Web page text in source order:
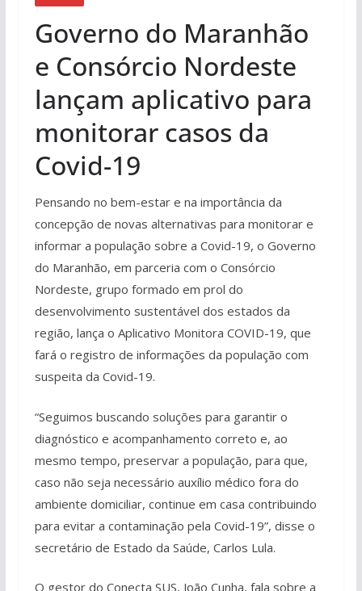
Governo do Maranhão
e Consórcio Nordeste
lançam aplicativo para
monitorar casos da
Covid-19
Pensando no bem-estar e na importância da
concepção de novas alternativas para monitorar e
informar a população sobre a Covid-19, o Governo
do Maranhão, em parceria com o Consórcio
Nordeste, grupo formado em prol do
desenvolvimento sustentável dos estados da
região, lança o Aplicativo Monitora COVID-19, que
fará o registro de informações da população com
suspeita da Covid-19.
“Seguimos buscando soluções para garantir o
diagnóstico e acompanhamento correto e, ao
mesmo tempo, preservar a população, para que,
caso não seja necessário auxílio médico fora do
ambiente domiciliar, continue em casa contribuindo
para evitar a contaminação pela Covid-19”, disse o
secretário de Estado da Saúde, Carlos Lula.
O gestor do Conecta SUS, João Cunha, fala sobre a